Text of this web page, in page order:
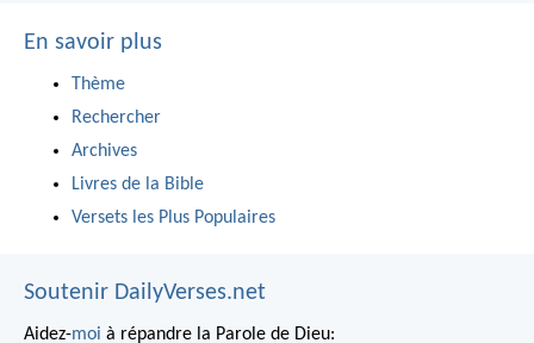
En savoir plus
Thème
Rechercher
Archives
Livres de la Bible
Versets les Plus Populaires
Soutenir DailyVerses.net
Aidez-moi à répandre la Parole de Dieu: